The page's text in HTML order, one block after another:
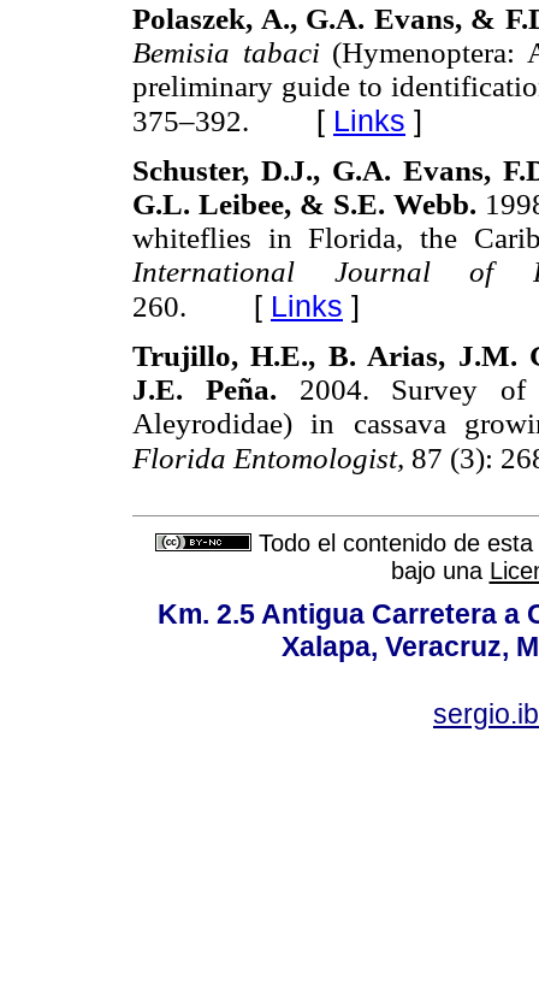
Polaszek, A., G.A. Evans, &
Bemisia tabaci (Hymenoptera:
preliminary guide to
375–392. [ Links ]
Schuster, D.J., G.A. Evans,
G.L. Leibee, & S.E. Webb.
whiteflies in Florida, the
International Journal of
260. [ Links ]
Trujillo, H.E., B. Arias, J.M.
J.E. Peña. 2004. Survey of
Aleyrodidae) in cassava
Florida Entomologist, 87 (3):
Todo el contenido de
bajo una
Km. 2.5 Antigua Carretera a
Xalapa, Veracruz,